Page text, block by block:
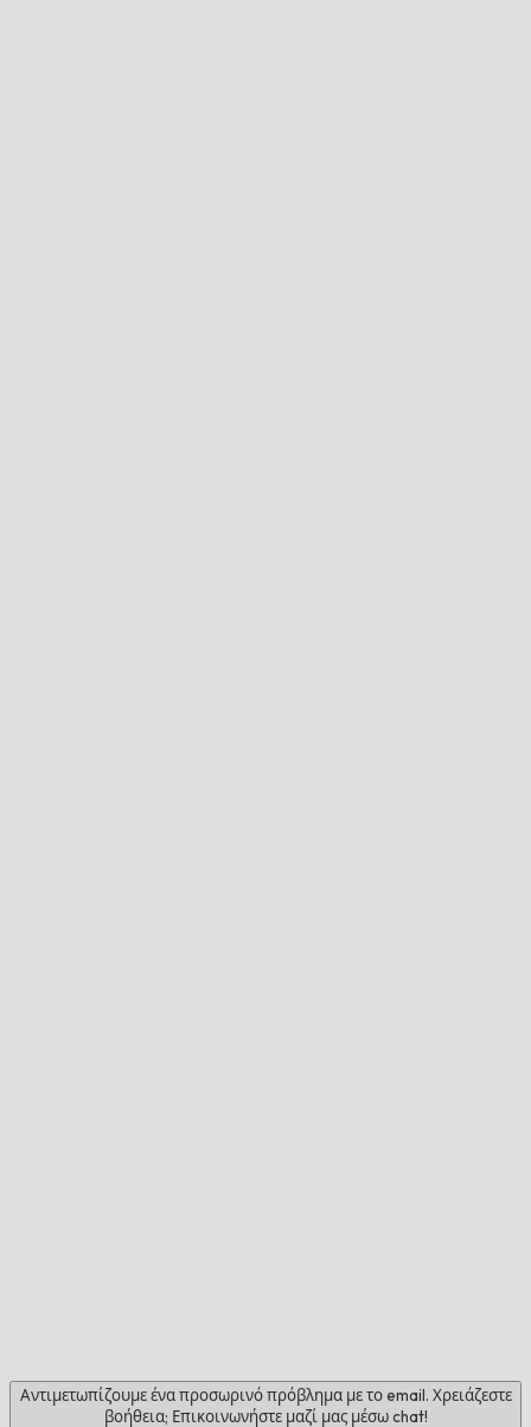
Αντιμετωπίζουμε ένα προσωρινό πρόβλημα με το email. Χρειάζεστε
βοήθεια; Επικοινωνήστε μαζί μας μέσω chat!